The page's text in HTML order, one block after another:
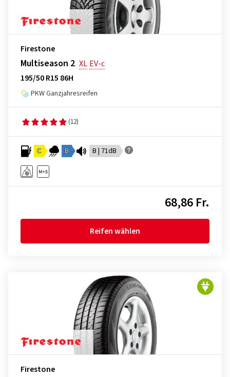
Firestone
Multiseason 2 XL EV-c
195/50 R15 86H
PKW Ganzjahresreifen
(12)
C B B | 71dB
68,86 Fr.
Reifen wählen
Firestone